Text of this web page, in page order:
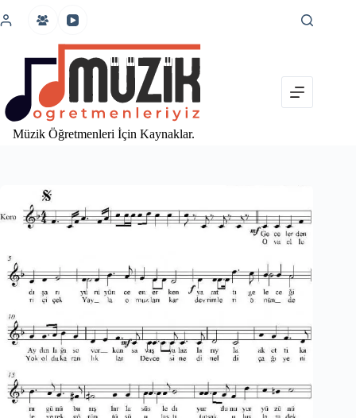
atla
Müzik Öğretmenleri İçin Kaynaklar.